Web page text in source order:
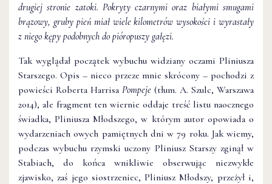
drugiej stronie zatoki. Pokryty czarnymi oraz białymi smugami
brązowy, gruby pień miał wiele kilometrów wysokości i wyrastały
z niego kępy podobnych do pióropuszy gałęzi.
Tak wyglądał początek wybuchu widziany oczami Pliniusza
Starszego. Opis – nieco przeze mnie skrócony – pochodzi z
powieści Roberta Harrisa Pompeje (tłum. A. Szulc, Warszawa
2014), ale fragment ten wiernie oddaje treść listu naocznego
świadka, Pliniusza Młodszego, w którym autor opowiada o
wydarzeniach owych pamiętnych dni w 79 roku. Jak wiemy,
podczas wybuchu rzymski uczony Pliniusz Starszy zginął w
Stabiach, do końca wnikliwie obserwując niezwykłe
zjawisko, zaś jego siostrzeniec, Pliniusz Młodszy, przeżył i,